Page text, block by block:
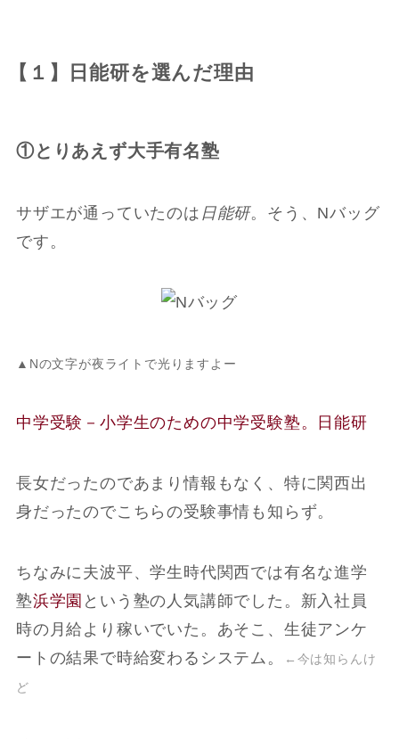
【１】日能研を選んだ理由
①とりあえず大手有名塾
サザエが通っていたのは 日能研。そう、Nバッグ
です。
▲Nの文字が夜ライトで光りますよー
中学受験－小学生のための中学受験塾。日能研
長女だったのであまり情報もなく、特に関西出
身だったのでこちらの受験事情も知らず。
ちなみに夫波平、学生時代関西では有名な進学
塾浜学園 という塾の人気講師でした。新入社員
時の月給より稼いでいた。あそこ、生徒アンケ
ートの結果で時給変わるシステム。
←今は知らんけ
ど